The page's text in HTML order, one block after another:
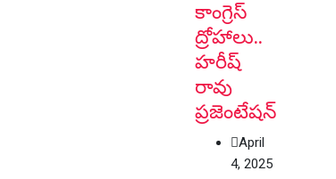
కాంగ్రెస్
ద్రోహాలు..
హరీష్
రావు
ప్రజెంటేషన్
April
4, 2025